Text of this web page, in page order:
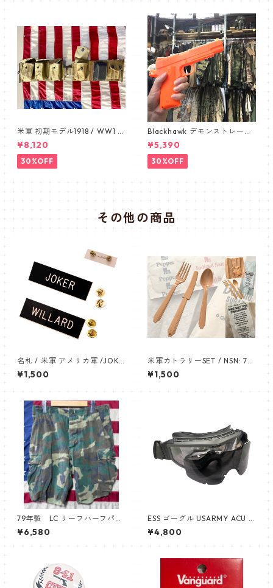
米軍 初期モデル1918 / WW1 B
AR BELT /バーベルト デッド
ストック カップ付き 1911
¥8,120
30%OFF
Blackhawk デモンストレーシ
ョン 1911 オレンジ ピスト
ル pistol
¥5,390
30%OFF
その他の商品
名札 / 米軍 アメリカ軍 /JOKE
R,WILLARD［各軍各タイプ予
約可・要相談］ネームプレー
¥1,500
米軍カトラリーSET / NSN: 73
60-01-J19-2002 DINING PA
CKET TYPE II (FOOD CONTA
¥1,500
79年製 LC リーフハーフパン
ツ
¥6,580
ESS ゴーグル USARMY ACU U
CP 透明&黒レンズ付き goggl
e アメリカ陸軍
¥4,800